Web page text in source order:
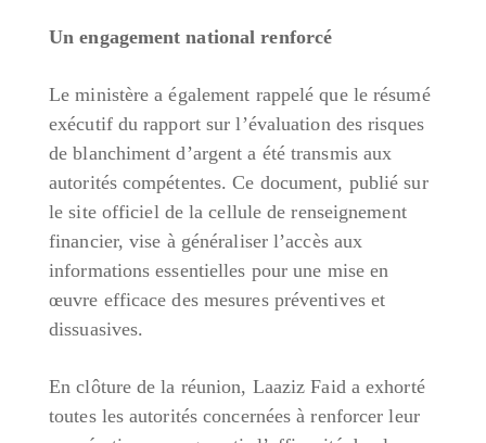
Un engagement national renforcé
Le ministère a également rappelé que le résumé
exécutif du rapport sur l’évaluation des risques
de blanchiment d’argent a été transmis aux
autorités compétentes. Ce document, publié sur
le site officiel de la cellule de renseignement
financier, vise à généraliser l’accès aux
informations essentielles pour une mise en
œuvre efficace des mesures préventives et
dissuasives.
En clôture de la réunion, Laaziz Faid a exhorté
toutes les autorités concernées à renforcer leur